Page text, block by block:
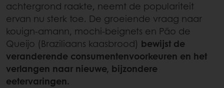
achtergrond raakte, neemt de populariteit
ervan nu sterk toe. De groeiende vraag naar
kouign-amann, mochi-beignets en Pão de
Queijo (Braziliaans kaasbrood) bewijst de
veranderende consumentenvoorkeuren en het
verlangen naar nieuwe, bijzondere
eetervaringen.